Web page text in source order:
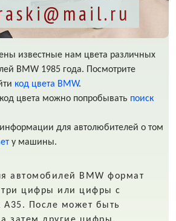
известные нам цвета различных
BMW 1985 года. Посмотрите
код цвета BMW.
цвета можно попробывать поиск
для автолюбителей о том
у машины.
автомобилей BMW формат
три цифры или цифры с
A35. После может быть